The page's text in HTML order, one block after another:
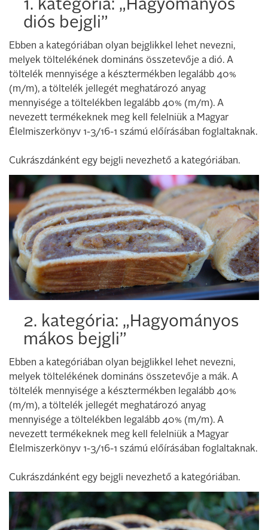
1. kategória: „Hagyományos
diós bejgli”
Ebben a kategóriában olyan bejglikkel lehet nevezni,
melyek töltelékének domináns összetevője a dió. A
töltelék mennyisége a késztermékben legalább 40%
(m/m), a töltelék jellegét meghatározó anyag
mennyisége a töltelékben legalább 40% (m/m). A
nevezett termékeknek meg kell felelniük a Magyar
Élelmiszerkönyv 1-3/16-1 számú előírásában foglaltaknak.
Cukrászdánként egy bejgli nevezhető a kategóriában.
2. kategória: „Hagyományos
mákos bejgli”
Ebben a kategóriában olyan bejglikkel lehet nevezni,
melyek töltelékének domináns összetevője a mák. A
töltelék mennyisége a késztermékben legalább 40%
(m/m), a töltelék jellegét meghatározó anyag
mennyisége a töltelékben legalább 40% (m/m). A
nevezett termékeknek meg kell felelniük a Magyar
Élelmiszerkönyv 1-3/16-1 számú előírásában foglaltaknak.
Cukrászdánként egy bejgli nevezhető a kategóriában.